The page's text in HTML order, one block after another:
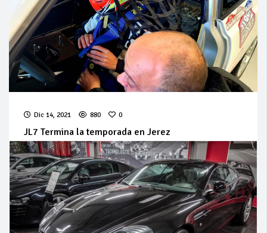
Dic 14, 2021 880 0
JL7 Termina la temporada en Jerez